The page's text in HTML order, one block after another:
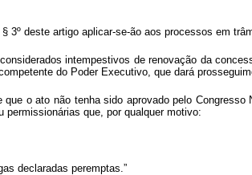
3º deste artigo aplicar-se-ão aos processos em
intempestivos de renovação da
do Poder Executivo, que dará
que o ato não tenha sido aprovado pelo
permissionárias que, por qualquer motivo:
declaradas peremptas.”